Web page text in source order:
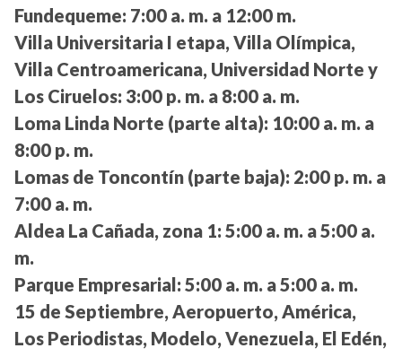
Fundequeme: 7:00 a. m. a 12:00 m.
Villa Universitaria I etapa, Villa Olímpica,
Villa Centroamericana, Universidad Norte y
Los Ciruelos: 3:00 p. m. a 8:00 a. m.
Loma Linda Norte (parte alta): 10:00 a. m. a
8:00 p. m.
Lomas de Toncontín (parte baja): 2:00 p. m. a
7:00 a. m.
Aldea La Cañada, zona 1: 5:00 a. m. a 5:00 a.
m.
Parque Empresarial: 5:00 a. m. a 5:00 a. m.
15 de Septiembre, Aeropuerto, América,
Los Periodistas, Modelo, Venezuela, El Edén,